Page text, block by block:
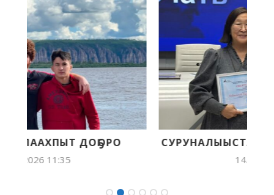
СУРУНАЛЫЫСТАР — КЭМ КЭРЭҺИТТЭРЭ